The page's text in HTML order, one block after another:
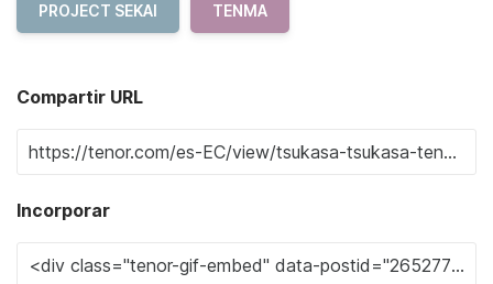
PROJECT SEKAI TENMA
Compartir URL
Incorporar